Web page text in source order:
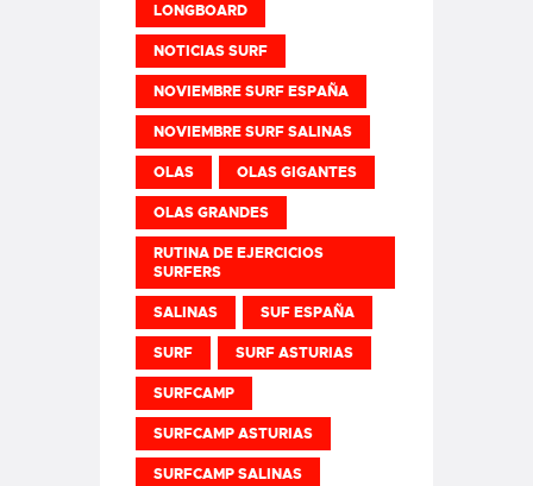
LONGBOARD
NOTICIAS SURF
NOVIEMBRE SURF ESPAÑA
NOVIEMBRE SURF SALINAS
OLAS OLAS GIGANTES
OLAS GRANDES
RUTINA DE EJERCICIOS
SURFERS
SALINAS SUF ESPAÑA
SURF SURF ASTURIAS
SURFCAMP
SURFCAMP ASTURIAS
SURFCAMP SALINAS